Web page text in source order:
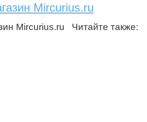
Mircurius.ru
Mircurius.ru Читайте также: